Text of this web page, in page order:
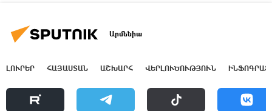
Արմենիա
ԼՈՒՐԵՐ ՀԱՅԱՍՏԱՆ ԱՇԽԱՐՀ ՎԵՐԼՈՒԾՈՒԹՅՈՒՆ